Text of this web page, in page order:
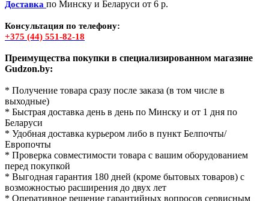
Доставка по Минску и Беларуси от 6 р.
Консультация по телефону:
+375 (44) 551-82-18
Преимущества покупки в специализированном магазине
Gudzon.by:
* Получение товара сразу после заказа (в том числе в
выходные)
* Быстрая доставка день в день по Минску и от 1 дня по
Беларуси
* Удобная доставка курьером либо в пункт Белпочты/
Европочты
* Проверка совместимости товара с вашим оборудованием
перед покупкой
* Выгодная гарантия 180 дней (кроме бытовых товаров) с
возможностью расширения до двух лет
* Оперативное решение гарантийных вопросов сервисным